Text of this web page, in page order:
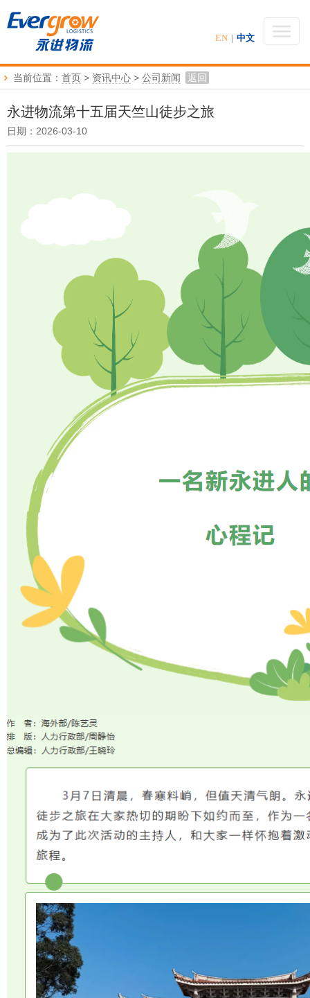
EN | 中文
当前位置： 首页 > 资讯中心 > 公司新闻 返回
永进物流第十五届天竺山徒步之旅
日期：2026-03-10